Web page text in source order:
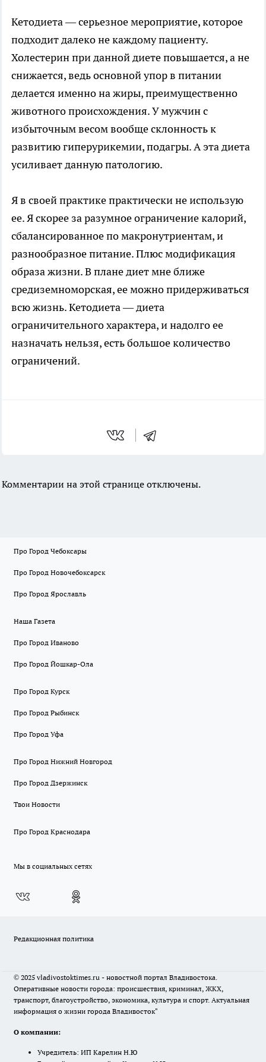
Кетодиета — серьезное мероприятие, которое
подходит далеко не каждому пациенту.
Холестерин при данной диете повышается, а не
снижается, ведь основной упор в питании
делается именно на жиры, преимущественно
животного происхождения. У мужчин с
избыточным весом вообще склонность к
развитию гиперурикемии, подагры. А эта диета
усиливает данную патологию.
Я в своей практике практически не использую
ее. Я скорее за разумное ограничение калорий,
сбалансированное по макронутриентам, и
разнообразное питание. Плюс модификация
образа жизни. В плане диет мне ближе
средиземноморская, ее можно придерживаться
всю жизнь. Кетодиета — диета
ограничительного характера, и надолго ее
назначать нельзя, есть большое количество
ограничений.
Комментарии на этой странице отключены.
Про Город Чебоксары
Про Город Новочебоксарск
Про Город Ярославль
Наша Газета
Про Город Иваново
Про Город Йошкар-Ола
Про Город Курск
Про Город Рыбинск
Про Город Уфа
Про Город Нижний Новгород
Про Город Дзержинск
Твои Новости
Про Город Краснодара
Мы в социальных сетях
Редакционная политика
© 2025 vladivostoktimes.ru - новостной портал Владивостока.
Оперативные новости города: происшествия, криминал, ЖКХ,
транспорт, благоустройство, экономика, культура и спорт. Актуальная
информация о жизни города Владивосток"
О компании:
Учредитель: ИП Карелин Н.Ю